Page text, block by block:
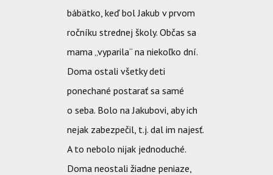
bábätko, keď bol Jakub v prvom
ročníku strednej školy. Občas sa
mama „vyparila“ na niekoľko dní.
Doma ostali všetky deti
ponechané postarať sa samé
o seba. Bolo na Jakubovi, aby ich
nejak zabezpečil, t.j. dal im najesť.
A to nebolo nijak jednoduché.
Doma neostali žiadne peniaze,